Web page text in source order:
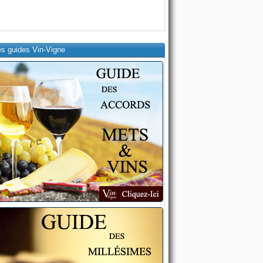
guides Vin-Vigne